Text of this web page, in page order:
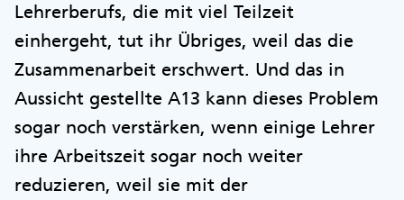
Lehrerberufs, die mit viel Teilzeit
einhergeht, tut ihr Übriges, weil das die
Zusammenarbeit erschwert. Und das in
Aussicht gestellte A13 kann dieses Problem
sogar noch verstärken, wenn einige Lehrer
ihre Arbeitszeit sogar noch weiter
reduzieren, weil sie mit der